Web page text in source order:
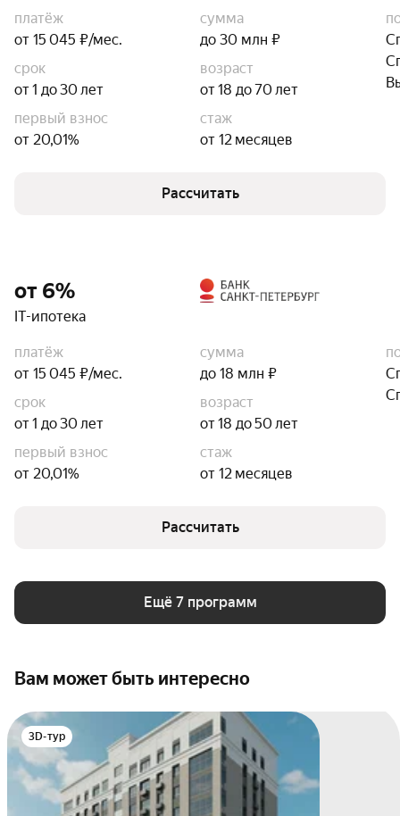
платёж
от 15 045 ₽/мес.
сумма
до 30 млн ₽
срок
от 1 до 30 лет
возраст
от 18 до 70 лет
первый взнос
от 20,01%
стаж
от 12 месяцев
Рассчитать
от 6%
IT-ипотека
платёж
от 15 045 ₽/мес.
сумма
до 18 млн ₽
срок
от 1 до 30 лет
возраст
от 18 до 50 лет
первый взнос
от 20,01%
стаж
от 12 месяцев
Рассчитать
Ещё 7 программ
Вам может быть интересно
3D-тур